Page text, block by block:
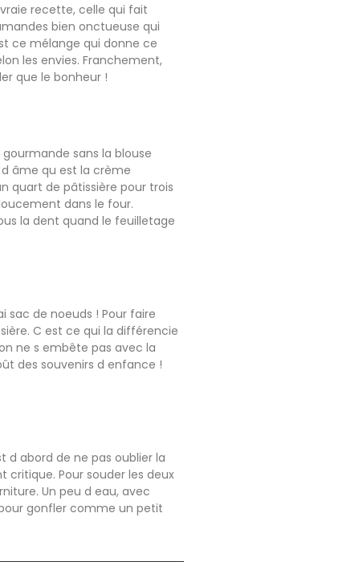
recette, celle qui fait
bien onctueuse qui
ce mélange qui donne ce
les envies. Franchement,
que le bonheur !
sans la blouse
âme qu est la crème
quart de pâtissière pour trois
dans le four.
la dent quand le feuilletage
sac de noeuds ! Pour faire
C est ce qui la différencie
ne s embête pas avec la
des souvenirs d enfance !
d abord de ne pas oublier la
Pour souder les deux
Un peu d eau, avec
gonfler comme un petit